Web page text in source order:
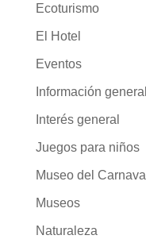
Ecoturismo
El Hotel
Eventos
Información general
Interés general
Juegos para niños
Museo del Carnaval
Museos
Naturaleza